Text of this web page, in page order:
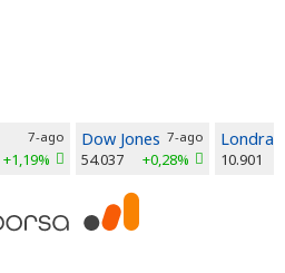
7-ago
+1,19%
Dow Jones 7-ago
54.037 +0,28%
Londra
10.901